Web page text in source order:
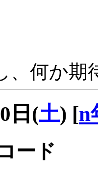
、何か
日(土) [n
ード